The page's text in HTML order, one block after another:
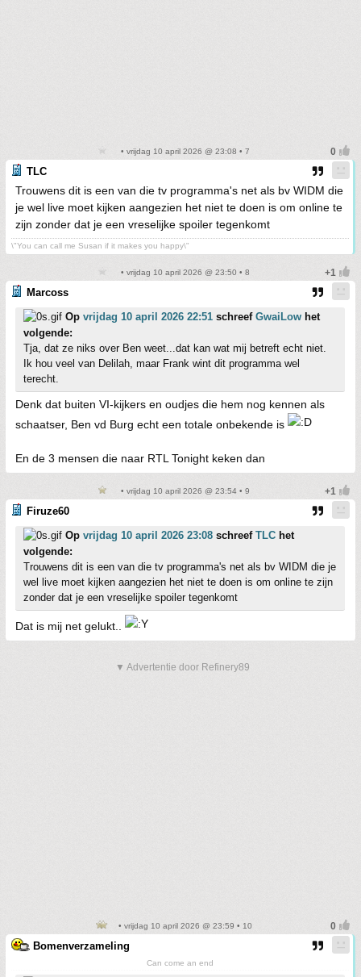
• vrijdag 10 april 2026 @ 23:08 • 7
TLC
Trouwens dit is een van die tv programma's net als bv WIDM die
je wel live moet kijken aangezien het niet te doen is om online te
zijn zonder dat je een vreselijke spoiler tegenkomt
\"You can call me Susan if it makes you happy\"
• vrijdag 10 april 2026 @ 23:50 • 8
Marcoss
Op vrijdag 10 april 2026 22:51 schreef GwaiLow het
volgende:
Tja, dat ze niks over Ben weet...dat kan wat mij betreft echt niet.
Ik hou veel van Delilah, maar Frank wint dit programma wel
terecht.
Denk dat buiten VI-kijkers en oudjes die hem nog kennen als
schaatser, Ben vd Burg echt een totale onbekende is
En de 3 mensen die naar RTL Tonight keken dan
• vrijdag 10 april 2026 @ 23:54 • 9
Firuze60
Op vrijdag 10 april 2026 23:08 schreef TLC het
volgende:
Trouwens dit is een van die tv programma's net als bv WIDM die je
wel live moet kijken aangezien het niet te doen is om online te zijn
zonder dat je een vreselijke spoiler tegenkomt
Dat is mij net gelukt..
▼ Advertentie door Refinery89
• vrijdag 10 april 2026 @ 23:59 • 10
Bomenverzameling
Can come an end